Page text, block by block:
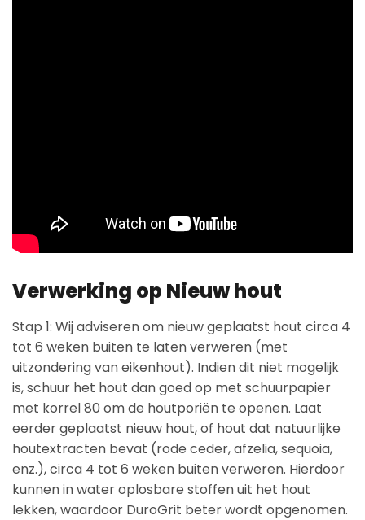
Verwerking op Nieuw hout
Stap 1: Wij adviseren om nieuw geplaatst hout circa 4
tot 6 weken buiten te laten verweren (met
uitzondering van eikenhout). Indien dit niet mogelijk
is, schuur het hout dan goed op met schuurpapier
met korrel 80 om de houtporiën te openen. Laat
eerder geplaatst nieuw hout, of hout dat natuurlijke
houtextracten bevat (rode ceder, afzelia, sequoia,
enz.), circa 4 tot 6 weken buiten verweren. Hierdoor
kunnen in water oplosbare stoffen uit het hout
lekken, waardoor DuroGrit beter wordt opgenomen.